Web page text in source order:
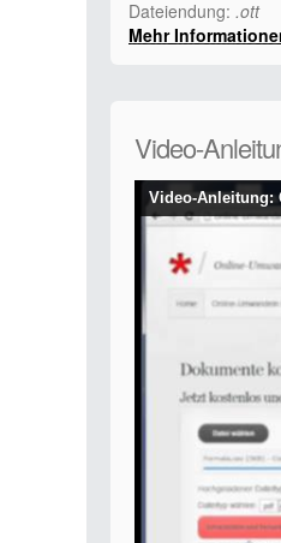
Dateiendung: .ott
Mehr
Video-
Video-Anleitung: